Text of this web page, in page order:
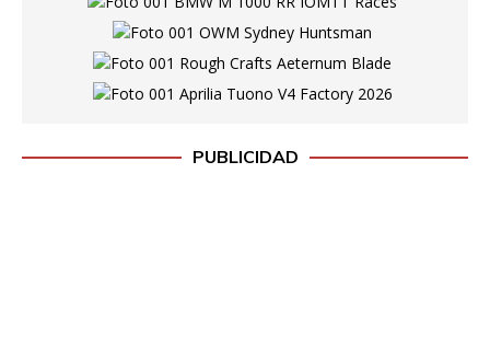
PUBLICIDAD